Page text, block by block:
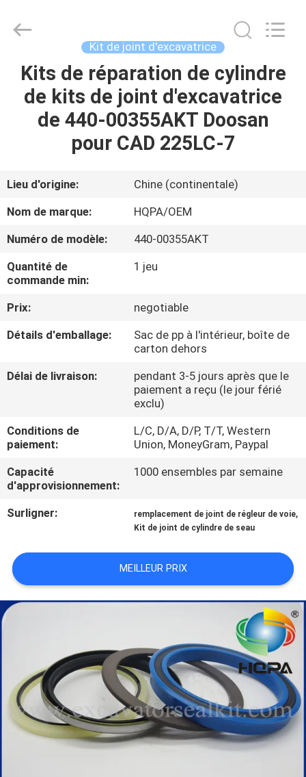
MAISON
PRODUITS
SUJET
DE
NOUS
VISITE
D'USINE
CONTRÔLE
QUALITÉ
PLAN
DU
SITE
PRIVACY
Management
Services
Reserved.
Kit de joint d'excavatrice
Kits de réparation de cylindre
de kits de joint d'excavatrice
de 440-00355AKT Doosan
pour CAD 225LC-7
Lieu d'origine:
Chine (continentale)
Nom de marque:
HQPA/OEM
Numéro de modèle:
440-00355AKT
Quantité de
commande min:
1 jeu
Prix:
negotiable
Détails d'emballage:
Sac de pp à l'intérieur, boîte de
carton dehors
Délai de livraison:
pendant 3-5 jours après que le
paiement a reçu (le jour férié
exclu)
Conditions de
paiement:
L/C, D/A, D/P, T/T, Western
Union, MoneyGram, Paypal
Capacité
d'approvisionnement:
1000 ensembles par semaine
Surligner: remplacement de joint de régleur de voie,
Kit de joint de cylindre de seau
MEILLEUR PRIX